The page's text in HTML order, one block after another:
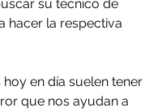
su técnico de
hacer la respectiva
hoy en día suelen tener
que nos ayudan a